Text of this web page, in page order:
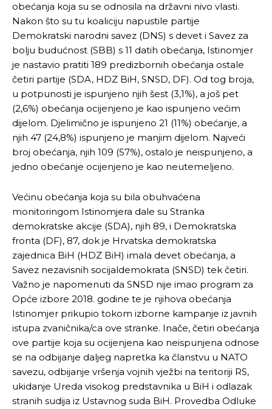
obećanja koja su se odnosila na državni nivo vlasti.
Nakon što su tu koaliciju napustile partije
Demokratski narodni savez (DNS) s devet i Savez za
bolju budućnost (SBB) s 11 datih obećanja, Istinomjer
je nastavio pratiti 189 predizbornih obećanja ostale
četiri partije (SDA, HDZ BiH, SNSD, DF). Od tog broja,
u potpunosti je ispunjeno njih šest (3,1%), a još pet
(2,6%) obećanja ocijenjeno je kao ispunjeno većim
dijelom. Djelimično je ispunjeno 21 (11%) obećanje, a
njih 47 (24,8%) ispunjeno je manjim dijelom. Najveći
broj obećanja, njih 109 (57%), ostalo je neispunjeno, a
jedno obećanje ocijenjeno je kao neutemeljeno.
Većinu obećanja koja su bila obuhvaćena
monitoringom Istinomjera dale su Stranka
demokratske akcije (SDA), njih 89, i Demokratska
fronta (DF), 87, dok je Hrvatska demokratska
zajednica BiH (HDZ BiH) imala devet obećanja, a
Savez nezavisnih socijaldemokrata (SNSD) tek četiri.
Važno je napomenuti da SNSD nije imao program za
Opće izbore 2018. godine te je njihova obećanja
Istinomjer prikupio tokom izborne kampanje iz javnih
istupa zvaničnika/ca ove stranke. Inače, četiri obećanja
ove partije koja su ocijenjena kao neispunjena odnose
se na odbijanje daljeg napretka ka članstvu u NATO
savezu, odbijanje vršenja vojnih vježbi na teritoriji RS,
ukidanje Ureda visokog predstavnika u BiH i odlazak
stranih sudija iz Ustavnog suda BiH. Provedba Odluke